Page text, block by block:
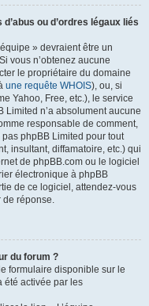
ou d’ordres légaux liés
» devraient être un
vous n’obtenez aucune
le propriétaire du domaine
une requête WHOIS), ou, si
Yahoo, Free, etc.), le service
Limited n’a absolument aucune
responsable de comment,
phpBB Limited pour tout
insultant, diffamatoire, etc.) qui
de phpBB.com ou le logiciel
électronique à phpBB
de ce logiciel, attendez-vous
de réponse.
du forum ?
formulaire disponible sur le
été activée par les